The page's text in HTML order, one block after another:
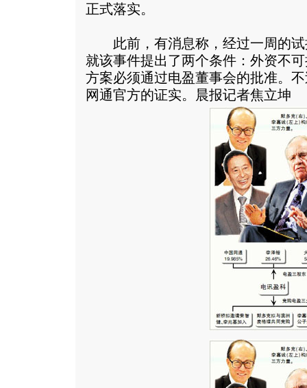
正式落实。
此前，有消息称，经过一周的试
就该事件提出了两个条件：外资不
方案必须通过电盈董事会的批准。
网通官方的证实。晨报记者焦立坤